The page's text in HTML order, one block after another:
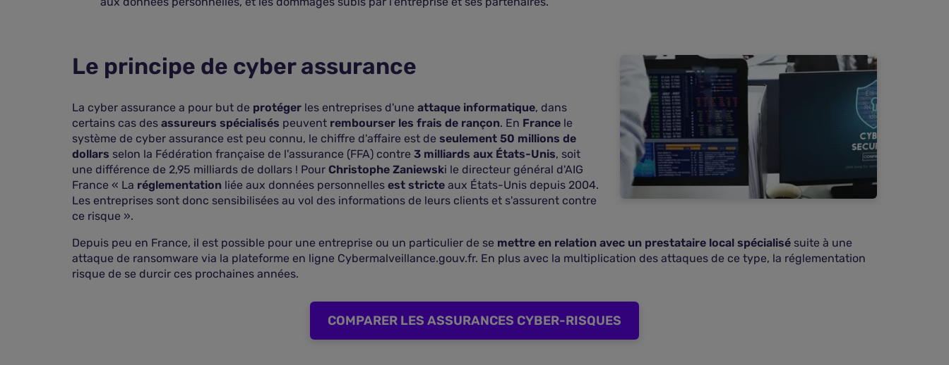
Le principe de cyber assurance
La cyber assurance a pour but de protéger les entreprises d'une attaque informatique, dans
certains cas des assureurs spécialisés peuvent rembourser les frais de rançon. En France le
système de cyber assurance est peu connu, le chiffre d'affaire est de seulement 50 millions de
dollars selon la Fédération française de l'assurance (FFA) contre 3 milliards aux États-Unis, soit
une différence de 2,95 milliards de dollars ! Pour Christophe Zaniewski le directeur général d'AIG
France « La réglementation liée aux données personnelles est stricte aux États-Unis depuis 2004.
Les entreprises sont donc sensibilisées au vol des informations de leurs clients et s'assurent contre
ce risque ».
Depuis peu en France, il est possible pour une entreprise ou un particulier de se mettre en relation avec un prestataire local spécialisé suite à une
attaque de ransomware via la plateforme en ligne Cybermalveillance.gouv.fr. En plus avec la multiplication des attaques de ce type, la réglementation
risque de se durcir ces prochaines années.
COMPARER LES ASSURANCES CYBER-RISQUES